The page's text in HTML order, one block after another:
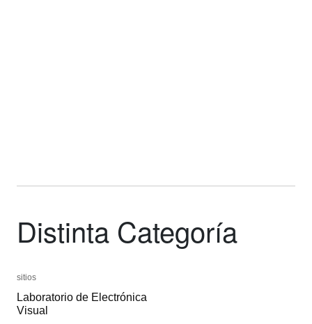
Distinta Categoría
sitios
Laboratorio de Electrónica
Visual
sitios
Laboratorio de Electrónica
Visual